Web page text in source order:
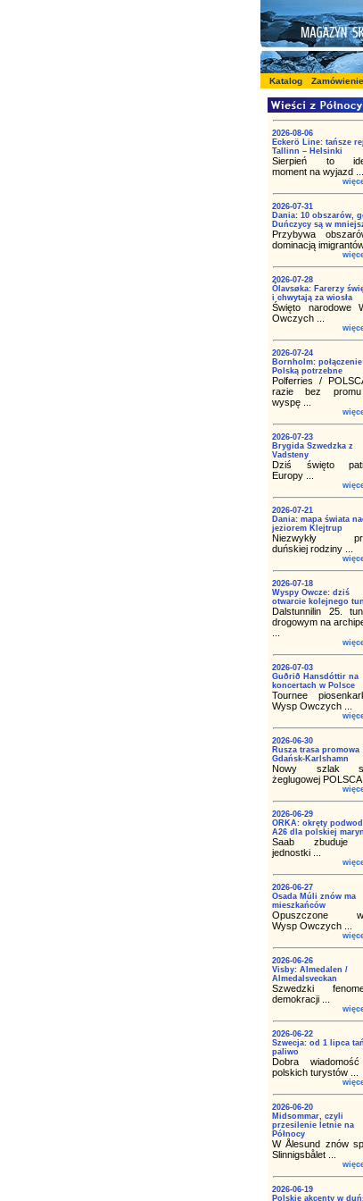
Katalog Zamówienie
2026-08-06
Eckerö Line: tańsze
Tallinn – Helsinki
Sierpień to
moment na wyjazd ...
2026-07-31
Dania: 10 obszarów,
Duńczycy są w
Przybywa
dominacją imigrantów
2026-07-28
Ólavsøka: Farerzy
i chwytają za wiosła
Święto narodowe
Owczych ...
2026-07-24
Bornholm:
Polską potrzebne
Polferries /
razie bez
wyspę ...
2026-07-23
Brygida Szwedzka z
Vadsteny
Dziś święto
Europy ...
2026-07-21
Dania: mapa świata
jeziorem Klejtrup
Niezwykły
duńskiej rodziny ...
2026-07-18
Wyspy Owcze: dziś
otwarcie kolejnego
Dalstunnilin 25.
drogowym na
2026-07-03
Guðrið Hansdóttir na
koncertach w Polsce
Tournee
Wysp Owczych ...
2026-06-30
Rusza trasa promowa
Gdańsk-Karlshamn
Nowy szlak
żeglugowej POLSCA
2026-06-29
ORKA: okręty
A26 dla polskiej
Saab zbuduje
jednostki ...
2026-06-27
Osada Múli znów ma
mieszkańców
Opuszczone
Wysp Owczych ...
2026-06-26
Visby: Almedalen /
Almedalsveckan
Szwedzki
demokracji ...
2026-06-22
Szwecja: od 1 lipca
paliwo
Dobra
polskich turystów ...
2026-06-20
Midsommar, czyli
przesilenie letnie na
Północy
W Ålesund znów
Slinnigsbålet ...
2026-06-19
Polskie akcenty w